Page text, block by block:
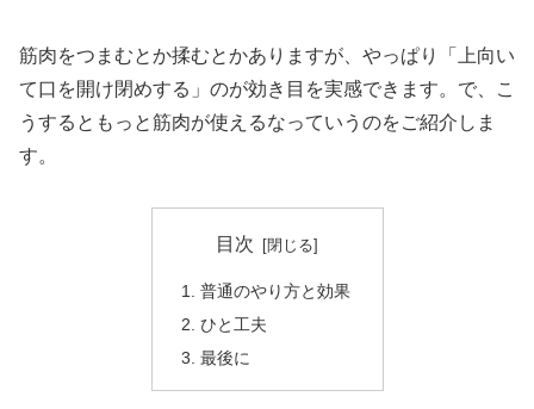
筋肉をつまむとか揉むとかありますが、やっぱり「上向い
て口を開け閉めする」のが効き目を実感できます。で、こ
うするともっと筋肉が使えるなっていうのをご紹介しま
す。
目次
普通のやり方と効果
ひと工夫
最後に